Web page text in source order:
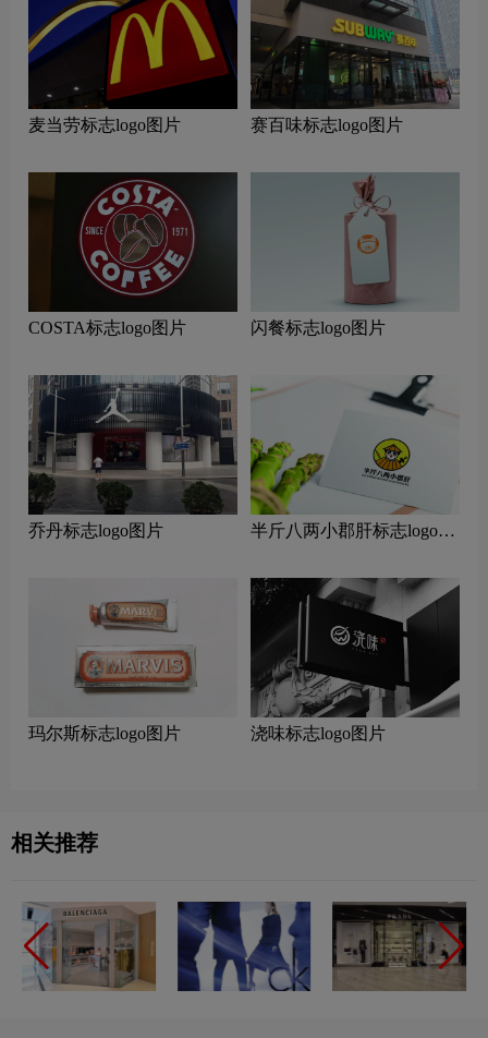
麦当劳标志logo图片 赛百味标志logo图片
COSTA标志logo图片 闪餐标志logo图片
乔丹标志logo图片
半斤八两小郡肝标志logo图
玛尔斯标志logo图片 浇味标志logo图片
相关推荐